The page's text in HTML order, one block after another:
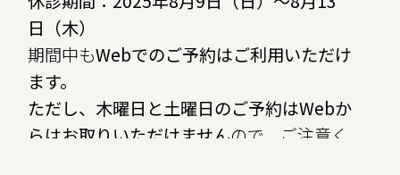
日（木）
期間中もWebでのご予約はご利用いただけ
ます。
ただし、木曜日と土曜日のご予約はWebか
らはお取りいただけませんので、ご注意く